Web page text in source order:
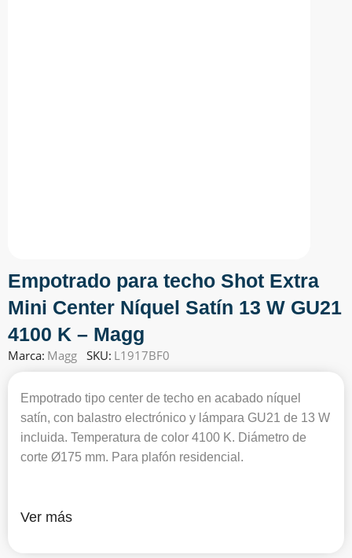
Empotrado para techo Shot Extra
Mini Center Níquel Satín 13 W GU21
4100 K – Magg
Marca: Magg SKU: L1917BF0
Empotrado tipo center de techo en acabado níquel
satín, con balastro electrónico y lámpara GU21 de 13 W
incluida. Temperatura de color 4100 K. Diámetro de
corte Ø175 mm. Para plafón residencial.
Ver más